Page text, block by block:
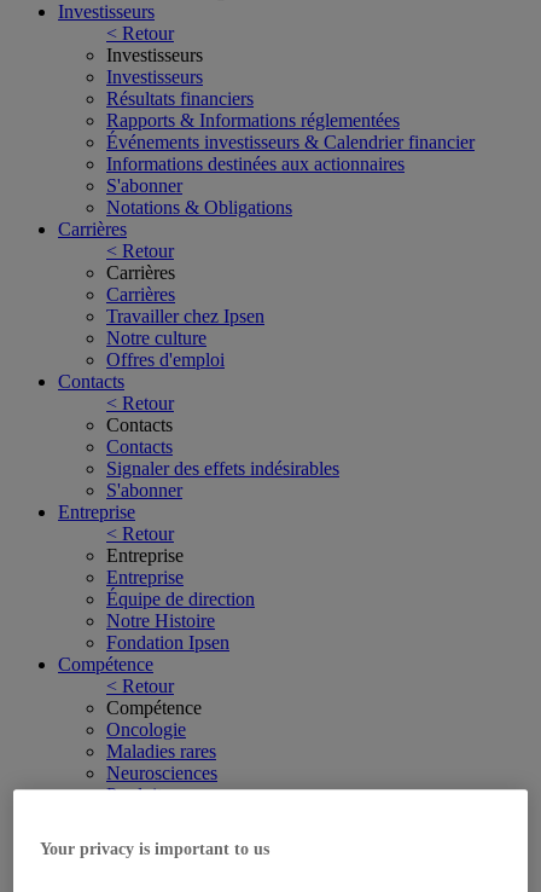
Investisseurs
< Retour
Investisseurs
Investisseurs
Résultats financiers
Rapports & Informations réglementées
Événements investisseurs & Calendrier financier
Informations destinées aux actionnaires
S'abonner
Notations & Obligations
Carrières
< Retour
Carrières
Carrières
Travailler chez Ipsen
Notre culture
Offres d'emploi
Contacts
< Retour
Contacts
Contacts
Signaler des effets indésirables
S'abonner
Entreprise
< Retour
Entreprise
Entreprise
Équipe de direction
Notre Histoire
Fondation Ipsen
Compétence
< Retour
Compétence
Oncologie
Maladies rares
Neurosciences
Produits
< Retour
Science
Your privacy is important to us